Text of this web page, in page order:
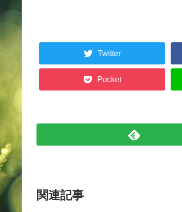
Twitter
Pocket
関連記事